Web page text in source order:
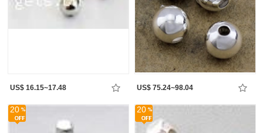
US$ 16.15~17.48 US$ 75.24~98.04
20 20